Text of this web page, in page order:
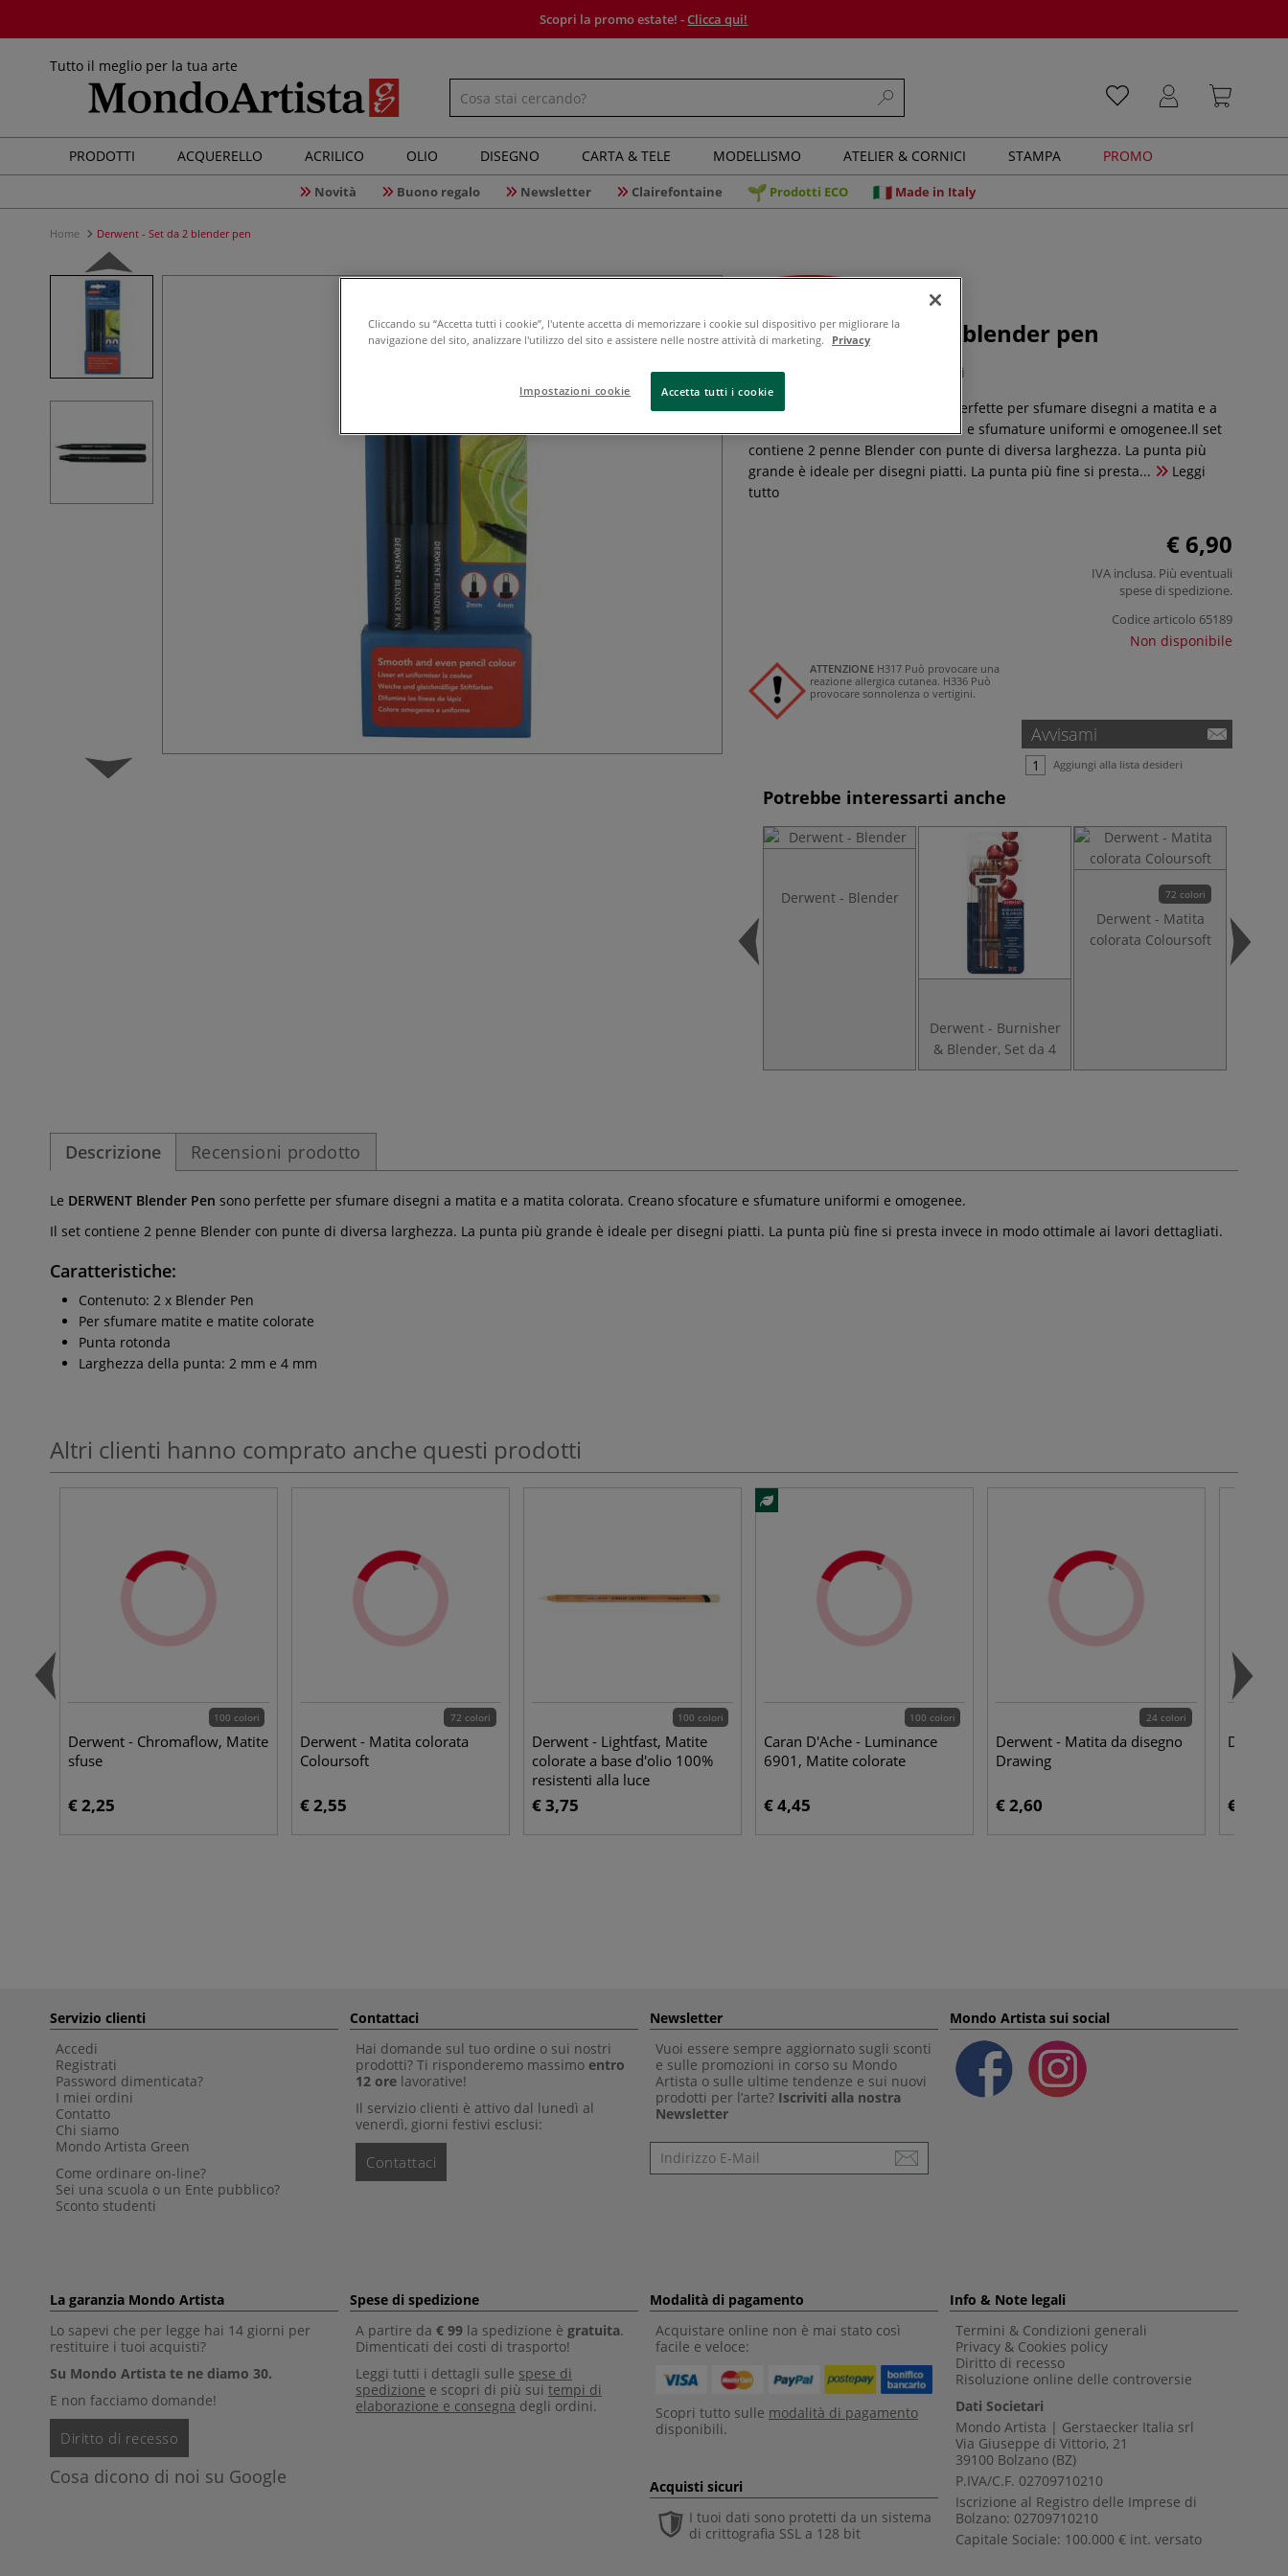
Scopri la promo estate! -Clicca qui!
Tutto il meglio per la tua arte
PRODOTTI ACQUERELLO ACRILICO OLIO DISEGNO CARTA & TELE MODELLISMO ATELIER & CORNICI STAMPA PROMO
Novità Buono regalo Newsletter Clairefontaine Prodotti ECO Made in Italy
Home Derwent - Set da 2 blender pen
Derwent - Set da 2 blender pen
0 recensioni
Le DERWENT Blender Pen sono perfette per sfumare disegni a matita e a
matita colorata. Creano sfocature e sfumature uniformi e omogenee.Il set
contiene 2 penne Blender con punte di diversa larghezza. La punta più
grande è ideale per disegni piatti. La punta più fine si presta...
Leggi
tutto
€ 6,90
IVA inclusa. Più eventuali
spese di spedizione.
Codice articolo 65189
Non disponibile
ATTENZIONE H317 Può provocare una
reazione allergica cutanea. H336 Può
provocare sonnolenza o vertigini.
Avvisami
Aggiungi alla lista desideri
Potrebbe interessarti anche
Derwent - Blender
Derwent - Burnisher
& Blender, Set da 4
72 colori
Derwent - Matita
colorata Coloursoft
Descrizione Recensioni prodotto
Le DERWENT Blender Pen sono perfette per sfumare disegni a matita e a matita colorata. Creano sfocature e sfumature uniformi e omogenee.
Il set contiene 2 penne Blender con punte di diversa larghezza. La punta più grande è ideale per disegni piatti. La punta più fine si presta invece in modo ottimale ai lavori dettagliati.
Caratteristiche:
Contenuto: 2 x Blender Pen
Per sfumare matite e matite colorate
Punta rotonda
Larghezza della punta: 2 mm e 4 mm
Altri clienti hanno comprato anche questi prodotti
100 colori
Derwent - Chromaflow, Matite
sfuse
€ 2,25
72 colori
Derwent - Matita colorata
Coloursoft
€ 2,55
100 colori
Derwent - Lightfast, Matite
colorate a base d'olio 100%
resistenti alla luce
€ 3,75
100 colori
Caran D'Ache - Luminance
6901, Matite colorate
€ 4,45
24 colori
Derwent - Matita da disegno
Drawing
€ 2,60 € 3,45
Servizio clienti
Accedi
Registrati
Password dimenticata?
I miei ordini
Contatto
Chi siamo
Mondo Artista Green
Come ordinare on-line?
Sei una scuola o un Ente pubblico?
Sconto studenti
Contattaci
Hai domande sul tuo ordine o sui nostri
prodotti? Ti risponderemo massimo entro
12 ore lavorative!
Il servizio clienti è attivo dal lunedì al
venerdì, giorni festivi esclusi:
Contattaci
Newsletter
Vuoi essere sempre aggiornato sugli sconti
e sulle promozioni in corso su Mondo
Artista o sulle ultime tendenze e sui nuovi
prodotti per l’arte? Iscriviti alla nostra
Newsletter
Newsletter
Mondo Artista sui social
La garanzia Mondo Artista
Lo sapevi che per legge hai 14 giorni per
restituire i tuoi acquisti?
Su Mondo Artista te ne diamo 30.
E non facciamo domande!
Diritto di recesso
Cosa dicono di noi su Google
Spese di spedizione
A partire da € 99 la spedizione è gratuita.
Dimenticati dei costi di trasporto!
Leggi tutti i dettagli sulle spese di
spedizione e scopri di più sui tempi di
elaborazione e consegna degli ordini.
Modalità di pagamento
Acquistare online non è mai stato così
facile e veloce:
Scopri tutto sulle modalità di pagamento
disponibili.
Info & Note legali
Termini & Condizioni generali
Privacy & Cookies policy
Diritto di recesso
Risoluzione online delle controversie
Dati Societari
Mondo Artista | Gerstaecker Italia srl
Via Giuseppe di Vittorio, 21
39100 Bolzano (BZ)
P.IVA/C.F. 02709710210
Iscrizione al Registro delle Imprese di
Bolzano: 02709710210
Capitale Sociale: 100.000 € int. versato
Acquisti sicuri
I tuoi dati sono protetti da un sistema
di crittografia SSL a 128 bit
Cliccando su “Accetta tutti i cookie”, l'utente accetta di memorizzare i cookie sul dispositivo per migliorare la
navigazione del sito, analizzare l'utilizzo del sito e assistere nelle nostre attività di marketing.
Privacy
Impostazioni cookie Accetta tutti i cookie